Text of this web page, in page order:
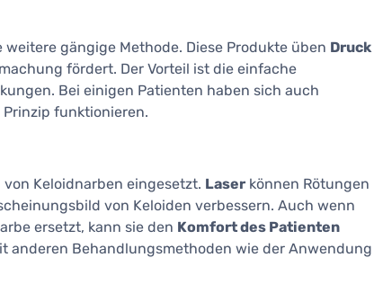
gängige Methode. Diese Produkte üben Druck
fördert. Der Vorteil ist die einfache
Bei einigen Patienten haben sich auch
funktionieren.
Keloidnarben eingesetzt. Laser können Rötungen
von Keloiden verbessern. Auch wenn
ersetzt, kann sie den Komfort des Patienten
anderen Behandlungsmethoden wie der Anwendung